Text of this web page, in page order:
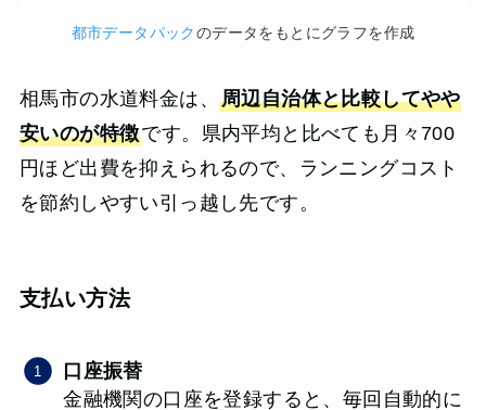
都市データパックのデータをもとにグラフを作成
相馬市の水道料金は、 周辺自治体と比較してやや
安いのが特徴です。県内平均と比べても月々700
円ほど出費を抑えられるので、ランニングコスト
を節約しやすい引っ越し先です。
支払い方法
口座振替
金融機関の口座を登録すると、毎回自動的に